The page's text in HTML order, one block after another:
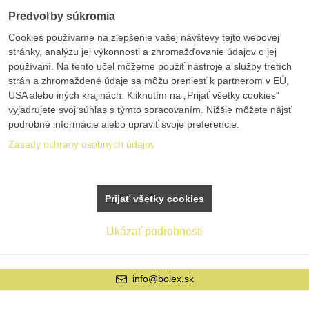
info@bolex.sk
Predvoľby súkromia
Cookies používame na zlepšenie vašej návštevy tejto webovej
stránky, analýzu jej výkonnosti a zhromažďovanie údajov o jej
používaní. Na tento účel môžeme použiť nástroje a služby tretích
strán a zhromaždené údaje sa môžu preniesť k partnerom v EÚ,
USA alebo iných krajinách. Kliknutím na „Prijať všetky cookies“
vyjadrujete svoj súhlas s týmto spracovaním. Nižšie môžete nájsť
podrobné informácie alebo upraviť svoje preferencie.
Zásady ochrany osobných údajov
Ukázať podrobnosti
Prijať všetky cookies